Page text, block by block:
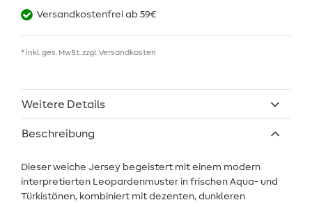
Versandkostenfrei ab 59€
* inkl. ges. MwSt. zzgl.Versandkosten
Weitere Details
Beschreibung
Dieser weiche Jersey begeistert mit einem modern
interpretierten Leopardenmuster in frischen Aqua- und
Türkistönen, kombiniert mit dezenten, dunkleren